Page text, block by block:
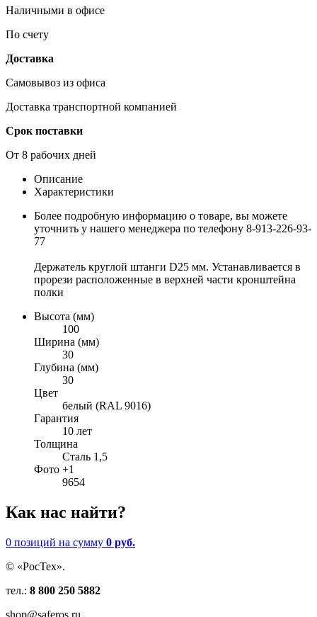
Наличными в офисе
По счету
Доставка
Самовывоз из офиса
Доставка транспортной компанией
Срок поставки
От 8 рабочих дней
Описание
Характеристики
Более подробную информацию о товаре, вы можете
уточнить у нашего менеджера по телефону 8-913-226-93-
77
Держатель круглой штанги D25 мм. Устанавливается в
прорези расположенные в верхней части кронштейна
полки
Высота (мм)
100
Ширина (мм)
30
Глубина (мм)
30
Цвет
белый (RAL 9016)
Гарантия
10 лет
Толщина
Сталь 1,5
Фото +1
9654
Как нас найти?
0 позиций на сумму 0 руб.
© «РосТех».
тел.: 8 800 250 5882
shop@saferos.ru